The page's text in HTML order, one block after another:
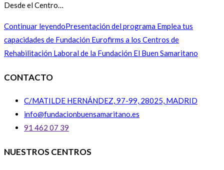
Desde el Centro…
Continuar leyendoPresentación del programa Emplea tus
capacidades de Fundación Eurofirms a los Centros de
Rehabilitación Laboral de la Fundación El Buen Samaritano
CONTACTO
C/MATILDE HERNÁNDEZ, 97-99, 28025, MADRID
info@fundacionbuensamaritano.es
91 462 07 39
NUESTROS CENTROS